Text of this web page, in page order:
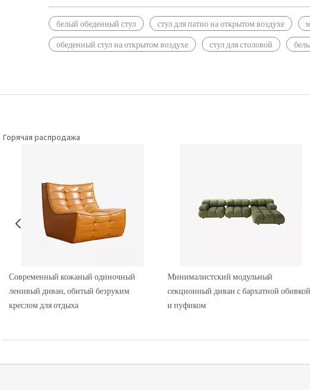
белый обеденный стул стул для патио на открытом воздухе
обеденный стул на открытом воздухе стул для столовой
Горячая распродажа
Современный кожаный одиночный
ленивый диван, обитый безруким
креслом для отдыха
Минималистский модульный
секционный диван с бархатной обивкой
и пуфиком